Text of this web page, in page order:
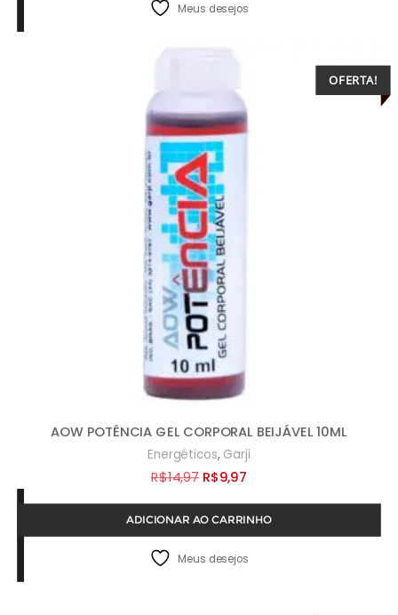
R$11,97.
Meus desejos
OFERTA!
AOW POTÊNCIA GEL CORPORAL BEIJÁVEL 10ML
Energéticos, Garji
R$14,97 O
preço
original
R$14,97.
R$9,97O
preço
atual
ADICIONAR AO CARRINHO
Meus desejos